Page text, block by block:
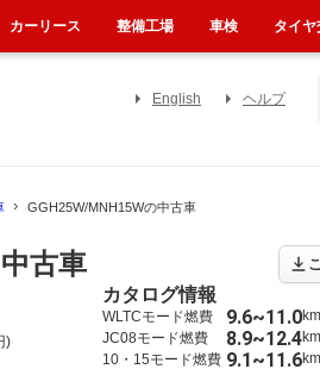
English ヘルプ
GGH25W/MNH15Wの中古車
古車
)
カタログ情報
WLTCモード燃費 9.6~11.0
JC08モード燃費
8.9~12.4
10・15モード燃費 9.1~11.6
カーリース 整備工場 車検 タイヤ